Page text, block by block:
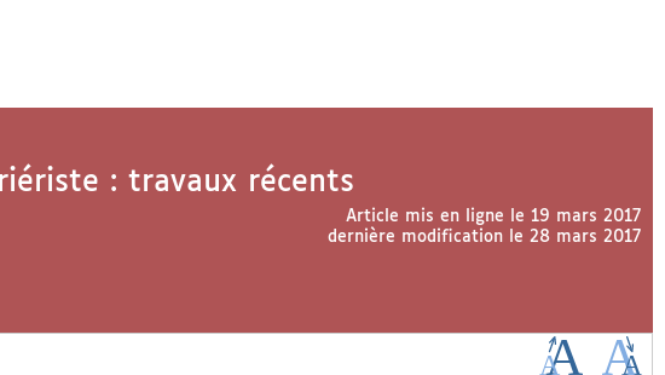
: travaux récents
Article mis en ligne le 19 mars 2017
dernière modification le 28 mars 2017